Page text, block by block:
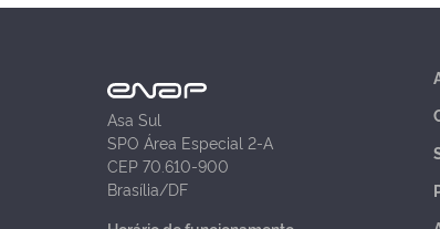
Asa Sul
SPO Área Especial 2-A
CEP 70.610-900
Brasília/DF